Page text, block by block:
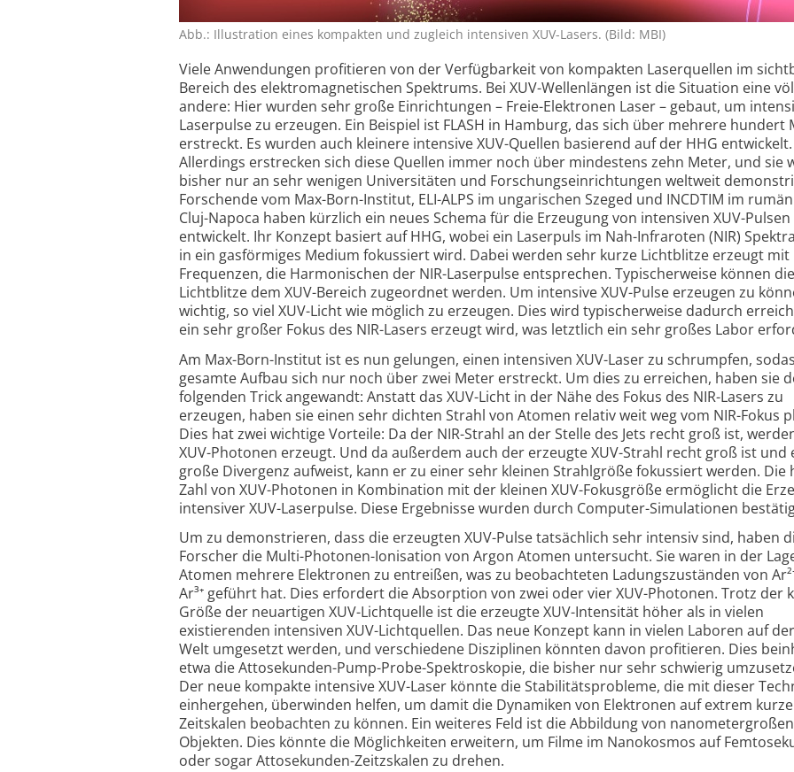
Abb.: Illustration eines kompakten und zugleich intensiven XUV-Lasers. (Bild: MBI)
Viele Anwendungen profitieren von der Verfügbarkeit von kompakten Laserquellen im
Bereich des elektro­magnetischen Spektrums. Bei XUV-Wellen­längen ist die Situation eine
andere: Hier wurden sehr große Einrich­tungen – Freie-Elektronen Laser – gebaut, um
Laser­pulse zu erzeugen. Ein Beispiel ist FLASH in Hamburg, das sich über mehrere hundert
erstreckt. Es wurden auch kleinere intensive XUV-Quellen basierend auf der HHG entwickelt.
Allerdings erstrecken sich diese Quellen immer noch über mindestens zehn Meter, und sie
bisher nur an sehr wenigen Universitäten und Forschungs­einrichtungen weltweit
Forschende vom Max-Born-Institut, ELI-ALPS im unga­rischen Szeged und INCDTIM im
Cluj-Napoca haben kürzlich ein neues Schema für die Erzeugung von intensiven XUV-Pulsen
entwickelt. Ihr Konzept basiert auf HHG, wobei ein Laserpuls im Nah-Infraroten (NIR)
in ein gasförmiges Medium fokussiert wird. Dabei werden sehr kurze Lichtblitze erzeugt mit
Frequenzen, die Harmonischen der NIR-Laserpulse entsprechen. Typischer­weise können
Lichtblitze dem XUV-Bereich zugeordnet werden. Um intensive XUV-Pulse erzeugen zu
wichtig, so viel XUV-Licht wie möglich zu erzeugen. Dies wird typischer­weise dadurch
ein sehr großer Fokus des NIR-Lasers erzeugt wird, was letztlich ein sehr großes Labor
Am Max-Born-Institut ist es nun gelungen, einen intensiven XUV-Laser zu schrumpfen,
gesamte Aufbau sich nur noch über zwei Meter erstreckt. Um dies zu erreichen, haben sie
folgenden Trick angewandt: Anstatt das XUV-Licht in der Nähe des Fokus des NIR-Lasers zu
erzeugen, haben sie einen sehr dichten Strahl von Atomen relativ weit weg vom NIR-Fokus
Dies hat zwei wichtige Vorteile: Da der NIR-Strahl an der Stelle des Jets recht groß ist,
XUV-Photonen erzeugt. Und da außerdem auch der erzeugte XUV-Strahl recht groß ist und
große Divergenz aufweist, kann er zu einer sehr kleinen Strahl­größe fokussiert werden. Die
Zahl von XUV-Photonen in Kombi­nation mit der kleinen XUV-Fokus­größe ermöglicht die
inten­siver XUV-Laserpulse. Diese Ergebnisse wurden durch Computer-Simu­lationen
Um zu demonstrieren, dass die erzeugten XUV-Pulse tatsäch­lich sehr intensiv sind, haben
Forscher die Multi-Photonen-Ionisa­tion von Argon Atomen untersucht. Sie waren in der
Atomen mehrere Elektronen zu entreißen, was zu beobachteten Ladungszuständen von
Ar³⁺ geführt hat. Dies erfordert die Absorption von zwei oder vier XUV-Photonen. Trotz der
Größe der neuartigen XUV-Lichtquelle ist die erzeugte XUV-Inten­sität höher als in vielen
existierenden intensiven XUV-Licht­quellen. Das neue Konzept kann in vielen Laboren auf
Welt umgesetzt werden, und verschiedene Diszi­plinen könnten davon profitieren. Dies
etwa die Atto­sekunden-Pump-Probe-Spektro­skopie, die bisher nur sehr schwierig
Der neue kompakte intensive XUV-Laser könnte die Stabilitäts­probleme, die mit dieser
einhergehen, überwinden helfen, um damit die Dynamiken von Elektronen auf extrem
Zeitskalen beobachten zu können. Ein weiteres Feld ist die Abbildung von nanometer­großen
Objekten. Dies könnte die Möglichkeiten erweitern, um Filme im Nano­kosmos auf
oder sogar Atto­sekunden-Zeitzskalen zu drehen.